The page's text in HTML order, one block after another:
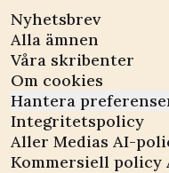
Nyhetsbrev
Alla ämnen
Våra skribenter
Om cookies
Hantera
Integritetspolicy
Aller Medias AI-
Kommersiell policy